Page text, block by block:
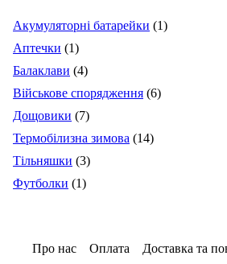
Акумуляторні батарейки 11
Аптечки 11
товар
Балаклави 44
товари
Військове спорядження 66
Дощовики 77
товарів
Термобілизна зимова 1414
Тільняшки 33
товари
Футболки 11
Про нас Оплата Доставка та